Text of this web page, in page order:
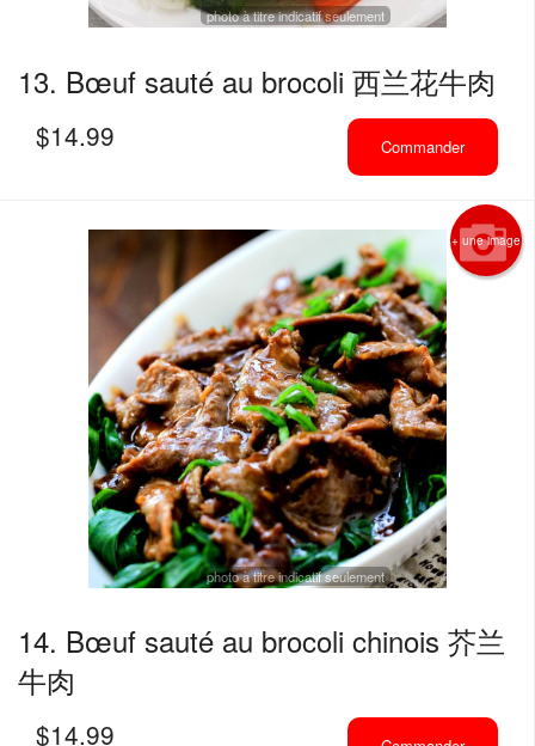
photo à titre indicatif seulement
13. Bœuf sauté au brocoli 西兰花牛肉
$14.99 Commander
+ une image
photo à titre indicatif seulement
14. Bœuf sauté au brocoli chinois 芥兰
牛肉
$14.99